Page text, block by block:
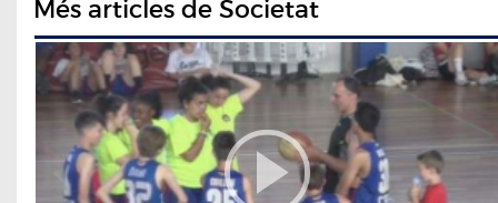
Més articles de Societat